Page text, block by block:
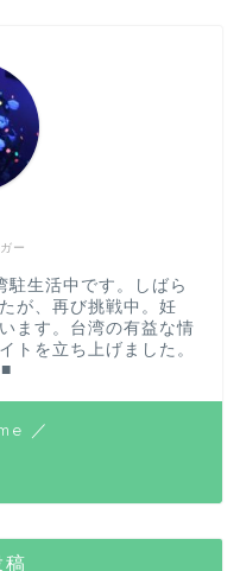
ー
生活中です。しばら
が、再び挑戦中。妊
ます。台湾の有益な情
トを立ち上げました。
／